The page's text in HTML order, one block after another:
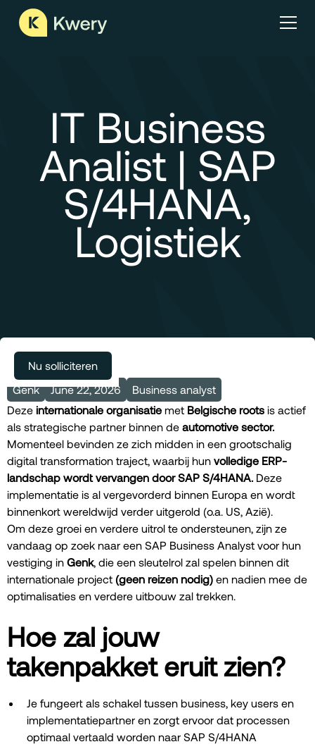
IT Business
Analist | SAP
S/4HANA,
Logistiek
Meer vacatures
Genk June 22, 2026
Business analyst
Deze internationale organisatie met Belgische roots is actief
als strategische partner binnen de automotive sector.
Momenteel bevinden ze zich midden in een grootschalig
digital transformation traject, waarbij hun volledige ERP-
landschap wordt vervangen door SAP S/4HANA. Deze
implementatie is al vergevorderd binnen Europa en wordt
binnenkort wereldwijd verder uitgerold (o.a. US, Azië).
Om deze groei en verdere uitrol te ondersteunen, zijn ze
vandaag op zoek naar een SAP Business Analyst voor hun
vestiging in Genk, die een sleutelrol zal spelen binnen dit
internationale project (geen reizen nodig) en nadien mee de
optimalisaties en verdere uitbouw zal trekken.
Hoe zal jouw
takenpakket eruit zien?
Je fungeert als schakel tussen business, key users en
implementatiepartner en zorgt ervoor dat processen
optimaal vertaald worden naar SAP S/4HANA
Nu solliciteren